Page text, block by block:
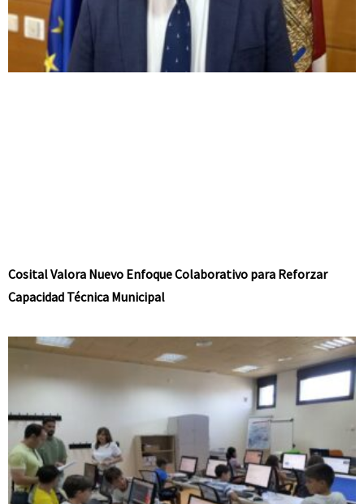
Cosital Valora Nuevo Enfoque Colaborativo para Reforzar
Capacidad Técnica Municipal